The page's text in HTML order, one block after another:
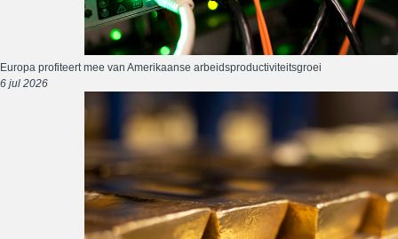
Europa profiteert mee van Amerikaanse arbeidsproductiviteitsgroei
6 jul 2026